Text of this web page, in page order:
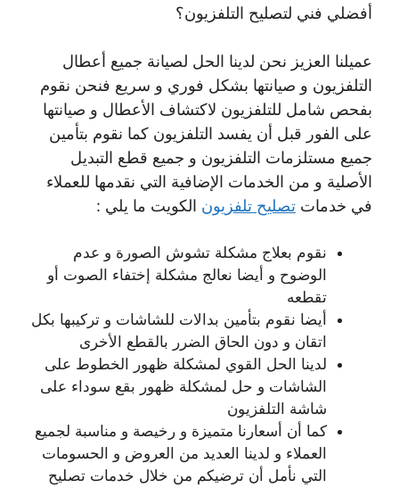
أفضلي فني لتصليح التلفزيون؟
عميلنا العزيز نحن لدينا الحل لصيانة جميع أعطال
التلفزيون و صيانتها بشكل فوري و سريع فنحن نقوم
بفحص شامل للتلفزيون لاكتشاف الأعطال و صيانتها
على الفور قبل أن يفسد التلفزيون كما نقوم بتأمين
جميع مستلزمات التلفزيون و جميع قطع التبديل
الأصلية و من الخدمات الإضافية التي نقدمها للعملاء
في خدمات تصليح تلفزيون الكويت ما يلي :
نقوم بعلاج مشكلة تشوش الصورة و عدم
الوضوح و أيضا نعالج مشكلة إختفاء الصوت أو
تقطعه
أيضا نقوم بتأمين بدالات للشاشات و تركيبها بكل
اتقان و دون الحاق الضرر بالقطع الأخرى
لدينا الحل القوي لمشكلة ظهور الخطوط على
الشاشات و حل لمشكلة ظهور بقع سوداء على
شاشة التلفزيون
كما أن أسعارنا متميزة و رخيصة و مناسبة لجميع
العملاء و لدينا العديد من العروض و الحسومات
التي نأمل أن ترضيكم من خلال خدمات تصليح